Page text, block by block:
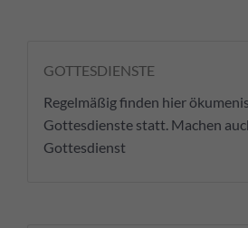
GOTTESDIENSTE
Regelmäßig finden hier
Gottesdienste statt. Machen
Gottesdienst